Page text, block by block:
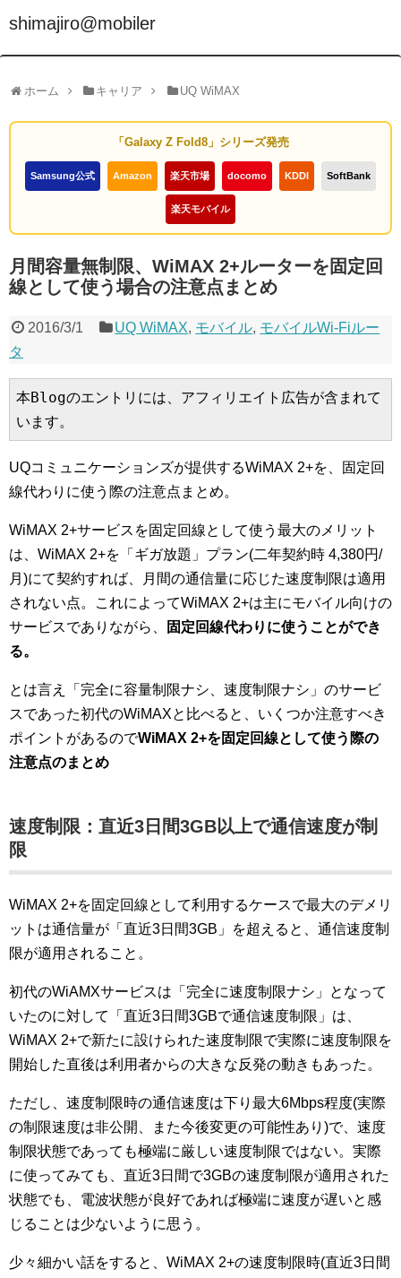
shimajiro@mobiler
ホーム キャリア UQ WiMAX
「Galaxy Z Fold8」シリーズ発売
Samsung公式 Amazon 楽天市場 docomo KDDI SoftBank
楽天モバイル
月間容量無制限、WiMAX 2+ルーターを固定回
線として使う場合の注意点まとめ
2016/3/1 UQ WiMAX, モバイル, モバイルWi-Fiルー
タ
本Blogのエントリには、アフィリエイト広告が含まれて
います。
UQコミュニケーションズが提供するWiMAX 2+を、固定回
線代わりに使う際の注意点まとめ。
WiMAX 2+サービスを固定回線として使う最大のメリット
は、WiMAX 2+を「ギガ放題」プラン(二年契約時 4,380円/
月)にて契約すれば、月間の通信量に応じた速度制限は適用
されない点。これによってWiMAX 2+は主にモバイル向けの
サービスでありながら、
固定回線代わりに使うことができ
る。
とは言え「完全に容量制限ナシ、速度制限ナシ」のサービ
スであった初代のWiMAXと比べると、いくつか注意すべき
ポイントがあるのでWiMAX 2+を固定回線として使う際の
注意点のまとめ
速度制限：直近3日間3GB以上で通信速度が制
限
WiMAX 2+を固定回線として利用するケースで最大のデメリ
ットは通信量が「直近3日間3GB」を超えると、通信速度制
限が適用されること。
初代のWiAMXサービスは「完全に速度制限ナシ」となって
いたのに対して「直近3日間3GBで通信速度制限」は、
WiMAX 2+で新たに設けられた速度制限で実際に速度制限を
開始した直後は利用者からの大きな反発の動きもあった。
ただし、速度制限時の通信速度は下り最大6Mbps程度(実際
の制限速度は非公開、また今後変更の可能性あり)で、速度
制限状態であっても極端に厳しい速度制限ではない。実際
に使ってみても、直近3日間で3GBの速度制限が適用された
状態でも、電波状態が良好であれば極端に速度が遅いと感
じることは少ないように思う。
少々細かい話をすると、WiMAX 2+の速度制限時(直近3日間